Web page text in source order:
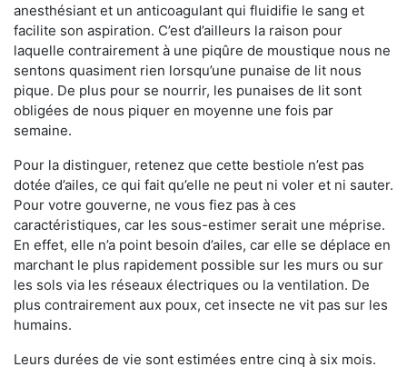
anesthésiant et un anticoagulant qui fluidifie le sang et
facilite son aspiration. C’est d’ailleurs la raison pour
laquelle contrairement à une piqûre de moustique nous ne
sentons quasiment rien lorsqu’une punaise de lit nous
pique. De plus pour se nourrir, les punaises de lit sont
obligées de nous piquer en moyenne une fois par
semaine.
Pour la distinguer, retenez que cette bestiole n’est pas
dotée d’ailes, ce qui fait qu’elle ne peut ni voler et ni sauter.
Pour votre gouverne, ne vous fiez pas à ces
caractéristiques, car les sous-estimer serait une méprise.
En effet, elle n’a point besoin d’ailes, car elle se déplace en
marchant le plus rapidement possible sur les murs ou sur
les sols via les réseaux électriques ou la ventilation. De
plus contrairement aux poux, cet insecte ne vit pas sur les
humains.
Leurs durées de vie sont estimées entre cinq à six mois.